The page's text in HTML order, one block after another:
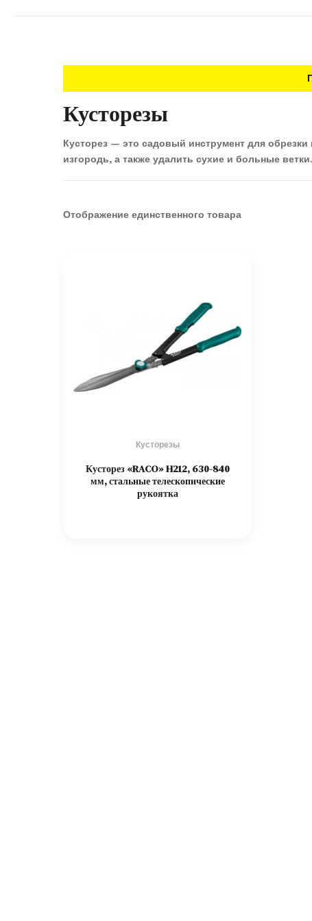
Кусторезы
Кусторез — это садовый инструмент для
изгородь, а также удалить сухие и больные ветки.
Отображение единственного товара
Кусторезы
Кусторез «RACO» H212, 630-840
мм, стальные телескопические
рукоятка